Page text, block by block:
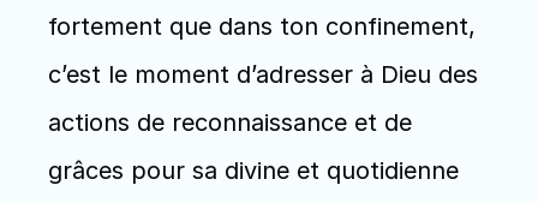
fortement que dans ton confinement,
c’est le moment d’adresser à Dieu des
actions de reconnaissance et de
grâces pour sa divine et quotidienne